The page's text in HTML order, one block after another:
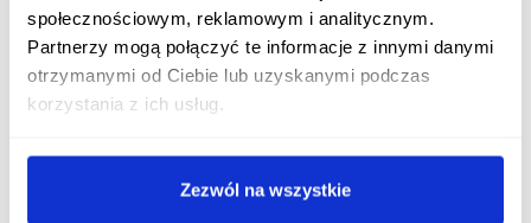
społecznościowym, reklamowym i analitycznym.
Partnerzy mogą połączyć te informacje z innymi danymi
otrzymanymi od Ciebie lub uzyskanymi podczas
korzystania z ich usług.
Zezwól na wszystkie
Jeśli pacjent podejrzewa u siebie występowanie
objawów niepożądanych preparatu, powinien
powiadomić o tym jak najszybciej wyspecjalizowany
personel medyczny. Informacje o ewentualnych
Departamentu Monitorowania Niepożądanych Działań
Produktów Leczniczych Urzędu Rejestracji Produktów
Leczniczych, Wyrobów Medycznych i Produktów